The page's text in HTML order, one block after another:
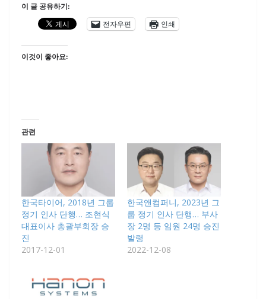
이 글 공유하기:
전자우편
인쇄
이것이 좋아요:
관련
한국타이어, 2018년 그룹
정기 인사 단행… 조현식
대표이사 총괄부회장 승
진
2017-12-01
한국앤컴퍼니, 2023년 그
룹 정기 인사 단행… 부사
장 2명 등 임원 24명 승진
발령
2022-12-08